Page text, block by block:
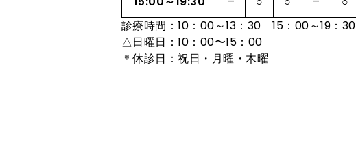
診療時間：10：00～13：30 15：00～19：30
△日曜日：10：00〜15：00
＊休診日：祝日・月曜・木曜